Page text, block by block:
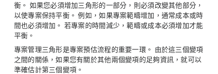
衡。 如果您必須增加三角形的一部分，則必須改變其他部分，
以使專案保持平衡。 例如，如果專案範疇增加，通常成本或時
間也必須增加。 若專案的時間減少，範疇或成本必須增加才能
平衡。
專案管理三角形是專案預估流程的重要一環。 由於這三個變項
之間的關係，如果您有關於其他兩個變項的足夠資訊，就可以
準確估計第三個變項。